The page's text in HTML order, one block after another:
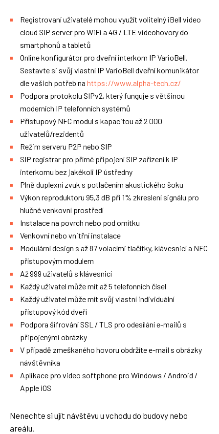
Registrovaní uživatelé mohou využít volitelný iBell video
cloud SIP server pro WiFi a 4G / LTE videohovory do
smartphonů a tabletů
Online konfigurátor pro dveřní interkom IP VarioBell.
Sestavte si svůj vlastní IP VarioBell dveřní komunikátor
dle vašich potřeb na https://www.alpha-tech.cz/
Podpora protokolu SIPv2, který funguje s většinou
moderních IP telefonních systémů
Přístupový NFC modul s kapacitou až 2 000
uživatelů/rezidentů
Režim serveru P2P nebo SIP
SIP registrar pro přímé připojení SIP zařízení k IP
interkomu bez jakékoli IP ústředny
Plně duplexní zvuk s potlačením akustického šoku
Výkon reproduktoru 95,3 dB při 1% zkreslení signálu pro
hlučné venkovní prostředí
Instalace na povrch nebo pod omítku
Venkovní nebo vnitřní instalace
Modulární design s až 87 volacími tlačítky, klávesnicí a NFC
přístupovým modulem
Až 999 uživatelů s klávesnicí
Každý uživatel může mít až 5 telefonních čísel
Každý uživatel může mít svůj vlastní individuální
přístupový kód dveří
Podpora šifrování SSL / TLS pro odesílání e-mailů s
připojenými obrázky
V případě zmeškaného hovoru obdržíte e-mail s obrázky
návštěvníka
Aplikace pro video softphone pro Windows / Android /
Apple iOS
Nenechte si ujít návštěvu u vchodu do budovy nebo
areálu.